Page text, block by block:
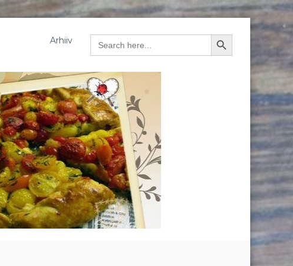
Arhiiv